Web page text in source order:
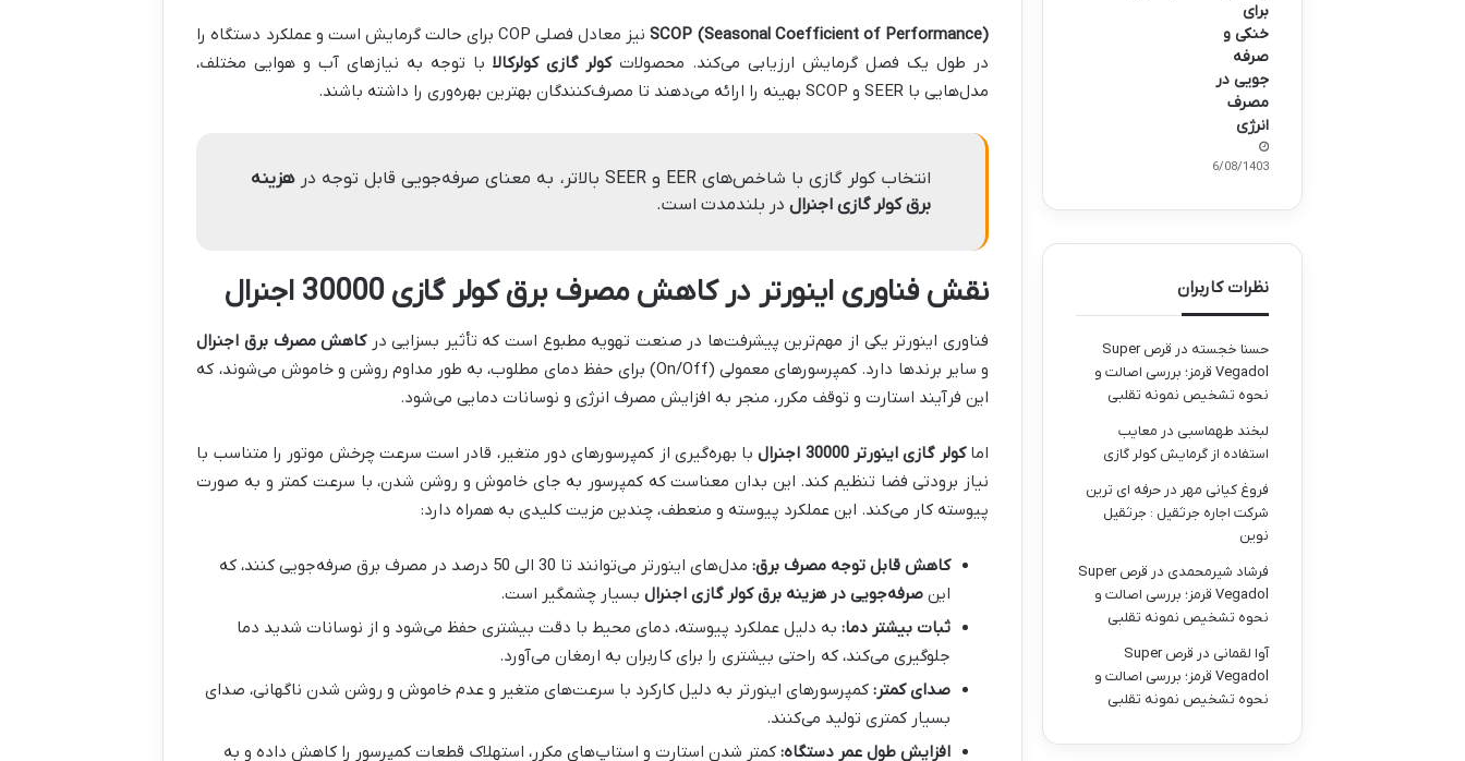
SCOP (Seasonal Coefficient of Performance)
نیز معادل فصلی COP برای حالت گرمایش است و عملکرد دستگاه را
در طول یک فصل گرمایش ارزیابی می‌کند. محصولاتکولر گازی کولرکالابا توجه به نیازهای آب و هوایی مختلف،
مدل‌هایی با SEER و SCOP بهینه را ارائه می‌دهند تا مصرف‌کنندگان بهترین بهره‌وری را داشته باشند.
انتخاب کولر گازی با شاخص‌های EER و SEER بالاتر، به معنای صرفه‌جویی قابل توجه در
هزینه
برق کولر گازی اجنرال در بلندمدت است.
نقش فناوری اینورتر در کاهش مصرف برق کولر گازی 30000 اجنرال
فناوری اینورتر یکی از مهم‌ترین پیشرفت‌ها در صنعت تهویه مطبوع است که تأثیر بسزایی درکاهش مصرف برق اجنرال
و سایر برندها دارد. کمپرسورهای معمولی (On/Off) برای حفظ دمای مطلوب، به طور مداوم روشن و خاموش می‌شوند، که
این فرآیند استارت و توقف مکرر، منجر به افزایش مصرف انرژی و نوسانات دمایی می‌شود.
اماکولر گازی اینورتر 30000 اجنرال
با بهره‌گیری از کمپرسورهای دور متغیر، قادر است سرعت چرخش موتور را متناسب با
نیاز برودتی فضا تنظیم کند. این بدان معناست که کمپرسور به جای خاموش و روشن شدن، با سرعت کمتر و به صورت
پیوسته کار می‌کند. این عملکرد پیوسته و منعطف، چندین مزیت کلیدی به همراه دارد:
کاهش قابل توجه مصرف برق:
مدل‌های اینورتر می‌توانند تا 30 الی 50 درصد در مصرف برق صرفه‌جویی کنند، که
اینصرفه‌جویی در هزینه برق کولر گازی اجنرال بسیار چشمگیر است.
ثبات بیشتر دما: به دلیل عملکرد پیوسته، دمای محیط با دقت بیشتری حفظ می‌شود و از نوسانات شدید دما
جلوگیری می‌کند، که راحتی بیشتری را برای کاربران به ارمغان می‌آورد.
صدای کمتر: کمپرسورهای اینورتر به دلیل کارکرد با سرعت‌های متغیر و عدم خاموش و روشن شدن ناگهانی، صدای
بسیار کمتری تولید می‌کنند.
افزایش طول عمر دستگاه: کمتر شدن استارت و استاپ‌های مکرر، استهلاک قطعات کمپرسور را کاهش داده و به
برای
خنکی و
صرفه
جویی در
مصرف
انرژی
16/08/1403
نظرات کاربران
حسنا خجسته در
قرص Super
Vegadol قرمز؛ بررسی اصالت و
نحوه تشخیص نمونه تقلبی
لبخند طهماسبی در معایب
استفاده از گرمایش کولر گازی
فروغ کیانی مهر درحرفه ای ترین
شرکت اجاره جرثقیل : جرثقیل
نوین
فرشاد شیرمحمدی در
قرص Super
Vegadol قرمز؛ بررسی اصالت و
نحوه تشخیص نمونه تقلبی
آوا لقمانی در
قرص Super
Vegadol قرمز؛ بررسی اصالت و
نحوه تشخیص نمونه تقلبی